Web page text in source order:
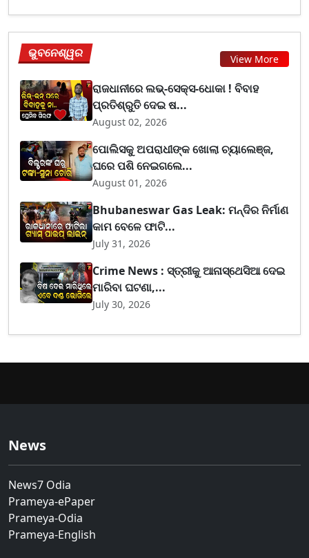
ଭୁବନେଶ୍ୱର View More
ରାଜଧାନୀରେ ଲଭ୍-ସେକ୍ସ-ଧୋକା ! ବିବାହ
ପ୍ରତିଶ୍ରୁତି ଦେଇ ଷ...
August 02, 2026
ପୋଲିସକୁ ଅପରାଧୀଙ୍କ ଖୋଲା ଚ୍ୟାଲେଞ୍ଜ,
ଘରେ ପଶି ନେଇଗଲେ...
August 01, 2026
Bhubaneswar Gas Leak: ମନ୍ଦିର ନିର୍ମାଣ
କାମ ବେଳେ ଫାଟି...
July 31, 2026
Crime News : ସ୍ତ୍ରୀକୁ ଆନାସ୍ଥେସିଆ ଦେଇ
ମାରିବା ଘଟଣା,...
July 30, 2026
News
News7 Odia
Prameya-ePaper
Prameya-Odia
Prameya-English